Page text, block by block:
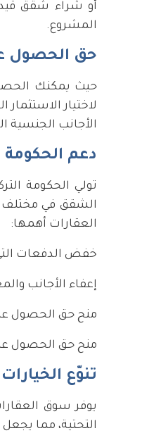
أو شراء شقق قيد
المشروع.
حق الحصول
لاختيار
الأجانب الجنسية التركية في غضون
دعم الحكومة
تولي الحكومة
العقارات أهمها:
خفض الدفعات التي
إعفاء الأجانب
منح حق الحصول
منح حق الحصول على
تنوّع الخيارات
يوفر سوق
التحتية، مما